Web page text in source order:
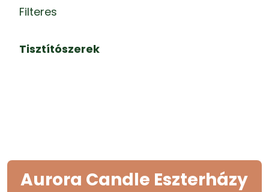
Filteres
Tisztítószerek
Aurora Candle Eszterházy